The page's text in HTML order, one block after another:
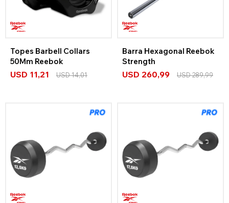
Topes Barbell Collars
50Mm Reebok
USD 11,21 USD14,01
Barra Hexagonal Reebok
Strength
USD 260,99 USD289,99